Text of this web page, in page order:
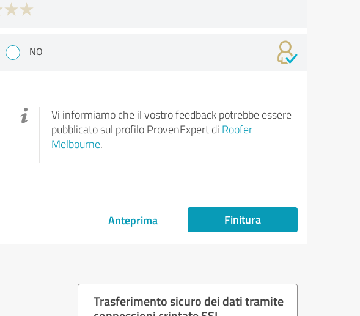
NO
Vi informiamo che il vostro feedback potrebbe essere
pubblicato sul profilo ProvenExpert di Roofer
Melbourne.
Anteprima Finitura
Trasferimento sicuro dei dati tramite